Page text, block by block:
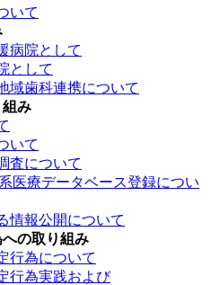
いて
病院として
として
域歯科連携について
み
いて
査について
医療データベース登録につい
情報公開について
の取り組み
行為について
行為実践および